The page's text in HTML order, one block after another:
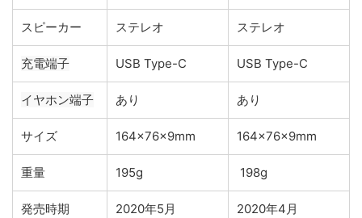
スピーカー ステレオ ステレオ
充電端子 USB Type-C USB Type-C
イヤホン端子 あり あり
サイズ 164×76×9mm 164×76×9mm
重量 195g 198g
発売時期 2020年5月 2020年4月